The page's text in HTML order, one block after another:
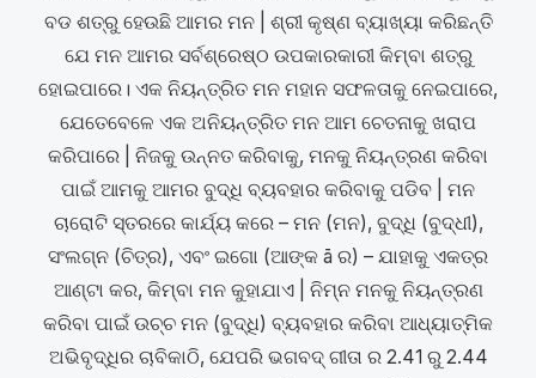
ବଡ ଶତ୍ରୁ ହେଉଛି ଆମର ମନ | ଶ୍ରୀ କୃଷ୍ଣ ବ୍ୟାଖ୍ୟା କରିଛନ୍ତି
ଯେ ମନ ଆମର ସର୍ବଶ୍ରେଷ୍ଠ ଉପକାରକାରୀ କିମ୍ବା ଶତ୍ରୁ
ହୋଇପାରେ। ଏକ ନିୟନ୍ତ୍ରିତ ମନ ମହାନ ସଫଳତାକୁ ନେଇପାରେ,
ଯେତେବେଳେ ଏକ ଅନିୟନ୍ତ୍ରିତ ମନ ଆମ ଚେତନାକୁ ଖରାପ
କରିପାରେ | ନିଜକୁ ଉନ୍ନତ କରିବାକୁ, ମନକୁ ନିୟନ୍ତ୍ରଣ କରିବା
ପାଇଁ ଆମକୁ ଆମର ବୁଦ୍ଧି ବ୍ୟବହାର କରିବାକୁ ପଡିବ | ମନ
ଚାରୋଟି ସ୍ତରରେ କାର୍ଯ୍ୟ କରେ – ମନ (ମନ), ବୁଦ୍ଧି (ବୁଦ୍ଧୀ),
ସଂଲଗ୍ନ (ଚିତ୍ର), ଏବଂ ଇଗୋ (ଆଙ୍କ ā ର) – ଯାହାକୁ ଏକତ୍ର
ଆଣ୍ଟା କର, କିମ୍ବା ମନ କୁହାଯାଏ | ନିମ୍ନ ମନକୁ ନିୟନ୍ତ୍ରଣ
କରିବା ପାଇଁ ଉଚ୍ଚ ମନ (ବୁଦ୍ଧି) ବ୍ୟବହାର କରିବା ଆଧ୍ୟାତ୍ମିକ
ଅଭିବୃଦ୍ଧିର ଚାବିକାଠି, ଯେପରି ଭଗବଦ୍ ଗୀତା ର 2.41 ରୁ 2.44